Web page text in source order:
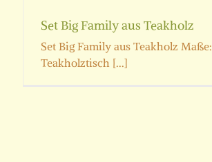
Set Big Family aus Teakholz
Set Big Family aus Teakholz Maße:
Teakholztisch [...]
Stühle